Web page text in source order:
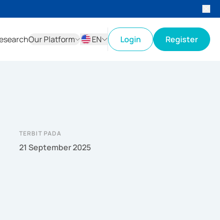
Our Platform
EN
Login Register
TERBIT PADA
21 September 2025